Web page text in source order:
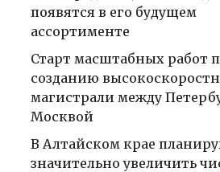
появятся в его будущем
ассортименте
Старт масштабных работ
созданию
магистрали между
Москвой
В Алтайском крае
значительно увеличить